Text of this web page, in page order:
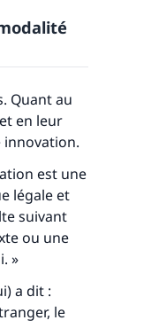
Quant au
en leur
innovation.
est une
légale et
suivant
ou une
»
a dit :
le